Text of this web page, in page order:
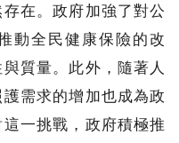
在。政府加強了對公
動全民健康保險的改
質量。此外，隨著人
需求的增加也成為政
一挑戰，政府積極推